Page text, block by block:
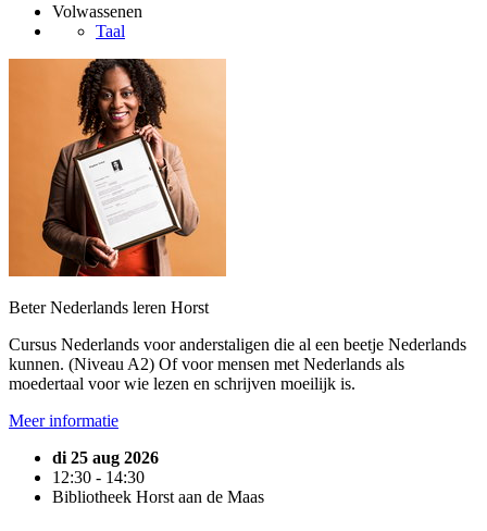
Volwassenen
Taal
Beter Nederlands leren Horst
Cursus Nederlands voor anderstaligen die al een beetje Nederlands
kunnen. (Niveau A2) Of voor mensen met Nederlands als
moedertaal voor wie lezen en schrijven moeilijk is.
Meer informatie
di 25 aug 2026
12:30 - 14:30
Bibliotheek Horst aan de Maas